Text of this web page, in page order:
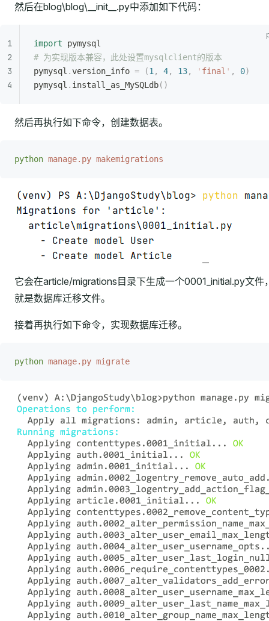
然后在blog\blog\__init__.py中添加如下代码：
import pymysql
# 为实现版本兼容，此处设置mysqlclient的版本
pymysql .version_info = (1 , 4, 13, ' final ' , 0)
pymysql . install_as_MySQLdb()
然后再执行如下命令，创建数据表。
python manage.py makemigrations
它会在article/migrations目录下生成一个0001_initial.py文件
就是数据库迁移文件。
接着再执行如下命令，实现数据库迁移。
python manage.py migrate